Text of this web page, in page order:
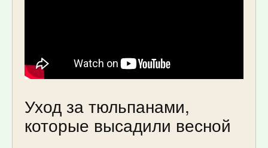
Уход за тюльпанами,
которые высадили весной